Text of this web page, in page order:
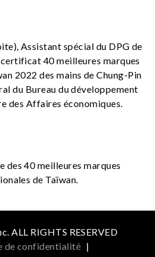
Assistant spécial du DPG de
40 meilleures marques
2022 des mains de Chung-Pin
du Bureau du développement
des Affaires économiques.
des 40 meilleures marques
de Taïwan.
ALL RIGHTS RESERVED
de confidentialité |